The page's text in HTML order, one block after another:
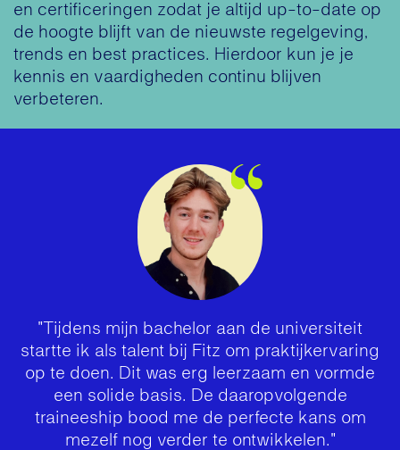
en certificeringen zodat je altijd up-to-date op
de hoogte blijft van de nieuwste regelgeving,
trends en best practices. Hierdoor kun je je
kennis en vaardigheden continu blijven
verbeteren.
"Tijdens mijn bachelor aan de universiteit
startte ik als talent bij Fitz om praktijkervaring
op te doen. Dit was erg leerzaam en vormde
een solide basis. De daaropvolgende
traineeship bood me de perfecte kans om
mezelf nog verder te ontwikkelen."